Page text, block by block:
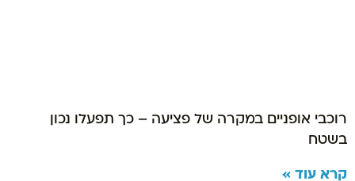
רוכבי אופניים במקרה של פציעה – כך תפעלו נכון
בשטח
קרא עוד »